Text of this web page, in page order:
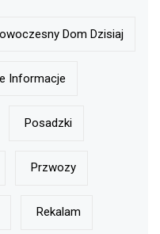
Dom Dzisiaj
Informacje
Posadzki
Przwozy
Rekalam